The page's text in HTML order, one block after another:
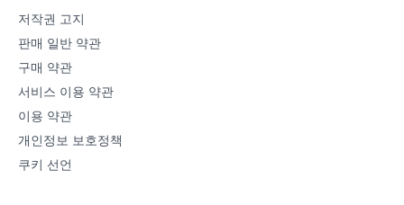
저작권 고지
판매 일반 약관
구매 약관
서비스 이용 약관
이용 약관
개인정보 보호정책
쿠키 선언